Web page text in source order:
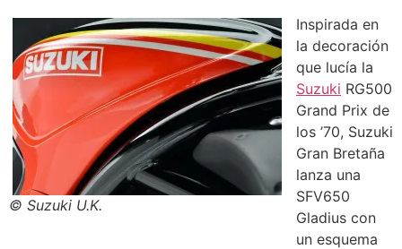
© Suzuki U.K.
Inspirada en
la decoración
que lucía la
Suzuki RG500
Grand Prix de
los ’70, Suzuki
Gran Bretaña
lanza una
SFV650
Gladius con
un esquema